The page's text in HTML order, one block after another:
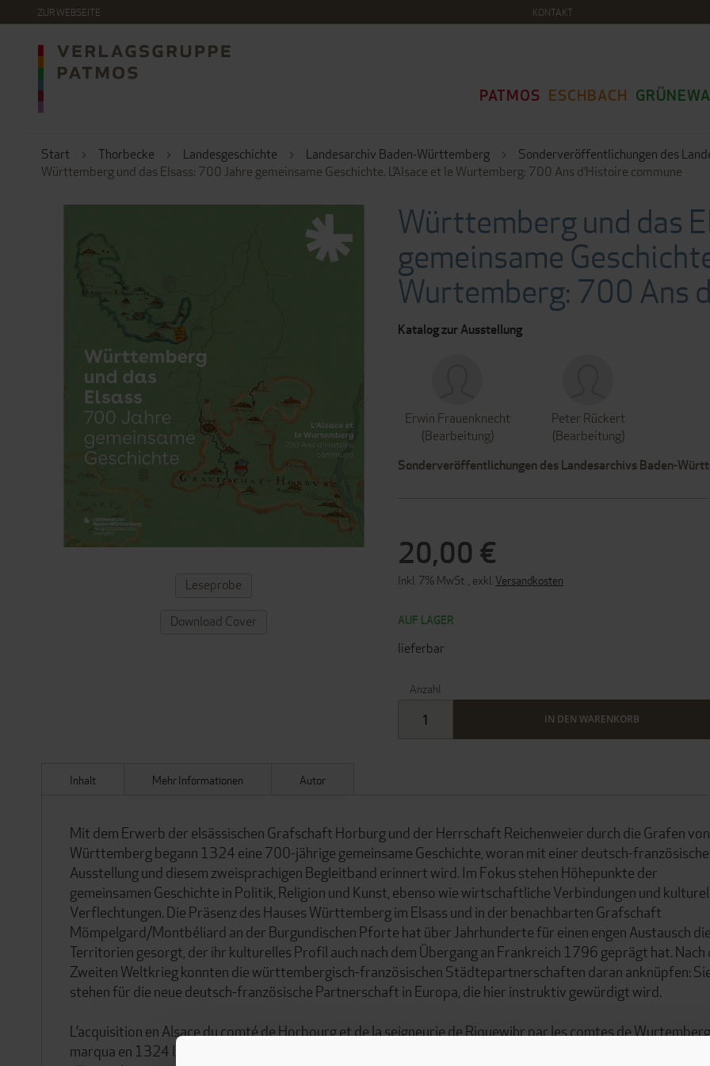
ZUR WEBSEITE KONTAKT
DIREKT
INHALT
PATMOS ESCHBACH
Start Thorbecke Landesgeschichte Landesarchiv Baden-Württemberg
Sonderveröffentlichungen des
Württemberg und das Elsass: 700 Jahre gemeinsame Geschichte. L’Alsace et le Wurtemberg: 700 Ans d’Histoire commune
Württemberg und das
gemeinsame
Wurtemberg: 700 Ans
Katalog zur Ausstellung
Erwin Frauenknecht
(Bearbeitung)
Peter Rückert
(Bearbeitung)
Sonderveröffentlichungen des Landesarchivs Baden-
20,00 €
Inkl. 7% MwSt. , exkl. Versandkosten
AUF LAGER
lieferbar
Anzahl
IN DEN WARENKORB
ZUM
ANFANG
BILDERGALERIE
Leseprobe
Download Cover
Inhalt
Mit dem Erwerb der elsässischen Grafschaft Horburg und der Herrschaft Reichenweier durch die Grafen von
Württemberg begann 1324 eine 700-jährige gemeinsame Geschichte, woran mit einer deutsch-
Ausstellung und diesem zweisprachigen Begleitband erinnert wird. Im Fokus stehen Höhepunkte der
gemeinsamen Geschichte in Politik, Religion und Kunst, ebenso wie wirtschaftliche Verbindungen und
Verflechtungen. Die Präsenz des Hauses Württemberg im Elsass und in der benachbarten Grafschaft
Mömpelgard/Montbéliard an der Burgundischen Pforte hat über Jahrhunderte für einen engen Austausch
Territorien gesorgt, der ihr kulturelles Profil auch nach dem Übergang an Frankreich 1796 geprägt hat. Nach
Zweiten Weltkrieg konnten die württembergisch-französischen Städtepartnerschaften daran anknüpfen:
stehen für die neue deutsch-französische Partnerschaft in Europa, die hier instruktiv gewürdigt wird.
L’acquisition en Alsace du comté de Horbourg et de la seigneurie de Riquewihr par les comtes de Wurtemberg
marqua en 1324 le début d’une histoire com¬mune de 700 ans que veut retracer cette exposition franco-
Mehr Informationen Autor